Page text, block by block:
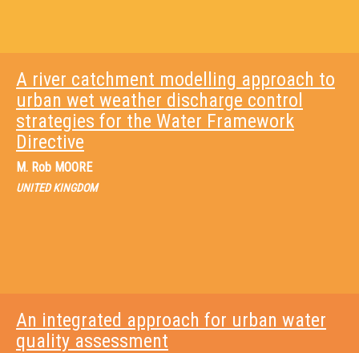
A river catchment modelling approach to
urban wet weather discharge control
strategies for the Water Framework
Directive
M. Rob MOORE
UNITED KINGDOM
An integrated approach for urban water
quality assessment